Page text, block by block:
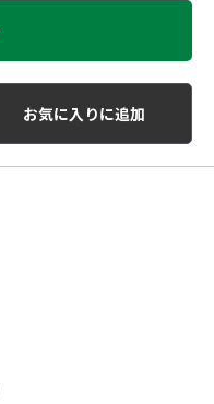
お気に入りに追加